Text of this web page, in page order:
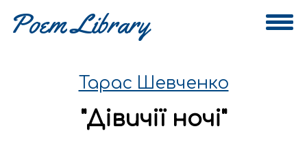
Тарас Шевченко
"Дівичії ночі"